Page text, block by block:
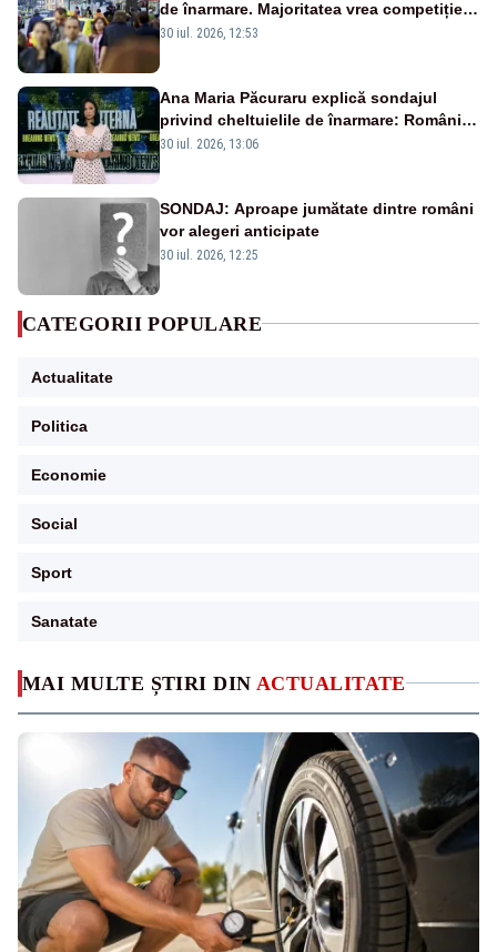
MAI MULTE ȘTIRI DIN ACTUALITATE
de înarmare. Majoritatea vrea competiție
reală și industrie locală – SONDAJ
30 iul. 2026, 12:53
Ana Maria Păcuraru explică sondajul
privind cheltuielile de înarmare: Românii
cer transparență în achiziții și un echilibru
30 iul. 2026, 13:06
SONDAJ: Aproape jumătate dintre români
vor alegeri anticipate
30 iul. 2026, 12:25
CATEGORII POPULARE
Actualitate
Politica
Economie
Social
Sport
Sanatate